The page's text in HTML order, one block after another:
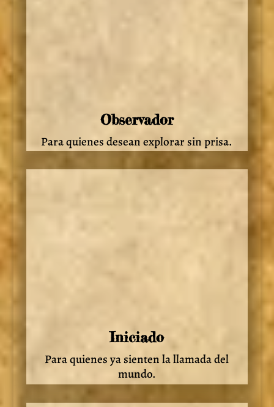
Observador
Para quienes desean explorar sin prisa.
Iniciado
Para quienes ya sienten la llamada del
mundo.